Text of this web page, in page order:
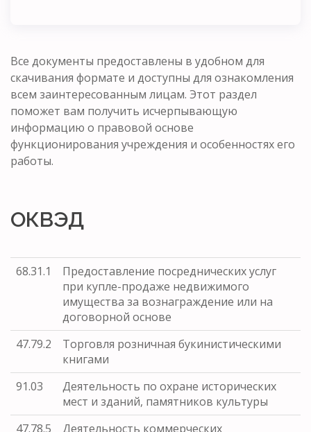
Все документы предоставлены в удобном для
скачивания формате и доступны для ознакомления
всем заинтересованным лицам. Этот раздел
поможет вам получить исчерпывающую
информацию о правовой основе
функционирования учреждения и особенностях его
работы.
ОКВЭД
68.31.1
Предоставление посреднических услуг
при купле-продаже недвижимого
имущества за вознаграждение или на
договорной основе
47.79.2
Торговля розничная букинистическими
книгами
91.03
Деятельность по охране исторических
мест и зданий, памятников культуры
47.78.5
Деятельность коммерческих